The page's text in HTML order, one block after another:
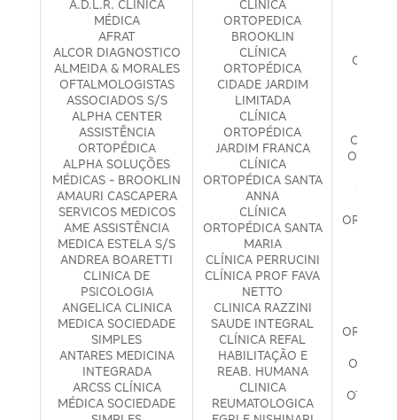
A.D.L.R. CLÍNICA
MÉDICA
AFRAT
ALCOR DIAGNOSTICO
ALMEIDA & MORALES
OFTALMOLOGISTAS
ASSOCIADOS S/S
ALPHA CENTER
ASSISTÊNCIA
ORTOPÉDICA
ALPHA SOLUÇÕES
MÉDICAS - BROOKLIN
AMAURI CASCAPERA
SERVICOS MEDICOS
AME ASSISTÊNCIA
MEDICA ESTELA S/S
ANDREA BOARETTI
CLINICA DE
PSICOLOGIA
ANGELICA CLINICA
MEDICA SOCIEDADE
SIMPLES
ANTARES MEDICINA
INTEGRADA
ARCSS CLÍNICA
MÉDICA SOCIEDADE
CLINICA
ORTOPEDICA
BROOKLIN
CLÍNICA
ORTOPÉDICA
CIDADE JARDIM
LIMITADA
CLÍNICA
ORTOPÉDICA
JARDIM FRANCA
CLÍNICA
ORTOPÉDICA SANTA
ANNA
CLÍNICA
ORTOPÉDICA SANTA
MARIA
CLÍNICA PERRUCINI
CLÍNICA PROF FAVA
NETTO
CLINICA RAZZINI
SAUDE INTEGRAL
CLÍNICA REFAL
HABILITAÇÃO E
REAB. HUMANA
CLINICA
REUMATOLOGICA
OM
ORTESP
OTHUS